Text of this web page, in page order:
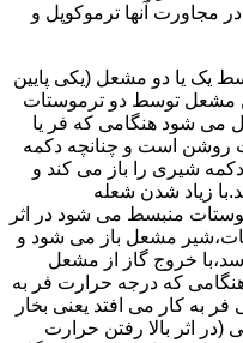
مجاورت آنها ترموکوپل و
یک یا دو مشعل (یکی پایین
مشعل توسط دو ترموستات
می شود هنگامی که فر یا
روشن است و چنانچه دکمه
شیری را باز می کند و
زیاد شدن شعله
منبسط می شود در اثر
مشعل باز می شود و
خروج گاز از مشعل
که درجه حرارت فر به
به کار می افتد یعنی بخار
اثر بالا رفتن حرارت